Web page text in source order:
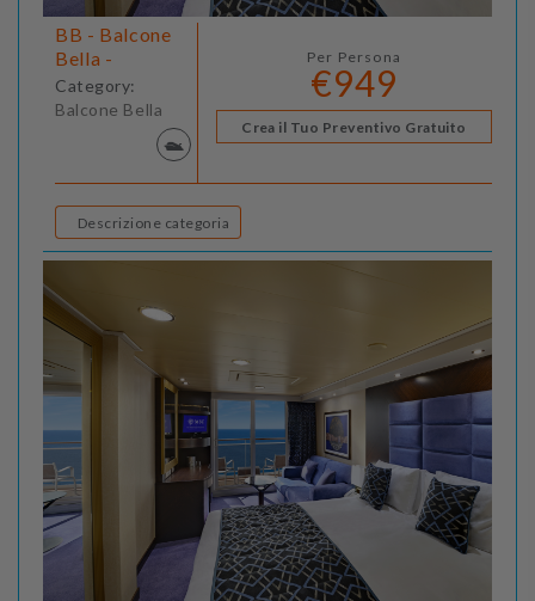
BB - Balcone
Bella -
Category:
Balcone Bella
Per Persona
€949
Crea il Tuo Preventivo Gratuito
Descrizione categoria